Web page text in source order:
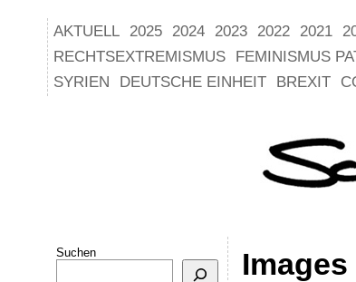
AKTUELL 2025 2024 2023 2022 2021
RECHTSEXTREMISMUS
FEMINISMUS
SYRIEN
DEUTSCHE EINHEIT BREXIT
Suchen